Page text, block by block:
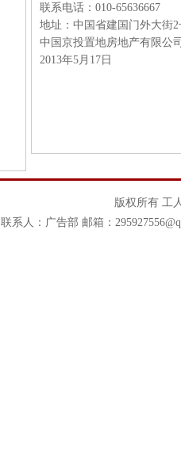
联系电话：010-65636667
地址：中国省建国门外大街
中国京投置地房地产有限公
2013年5月17日
版权所有 工
联系人：广告部 邮箱：